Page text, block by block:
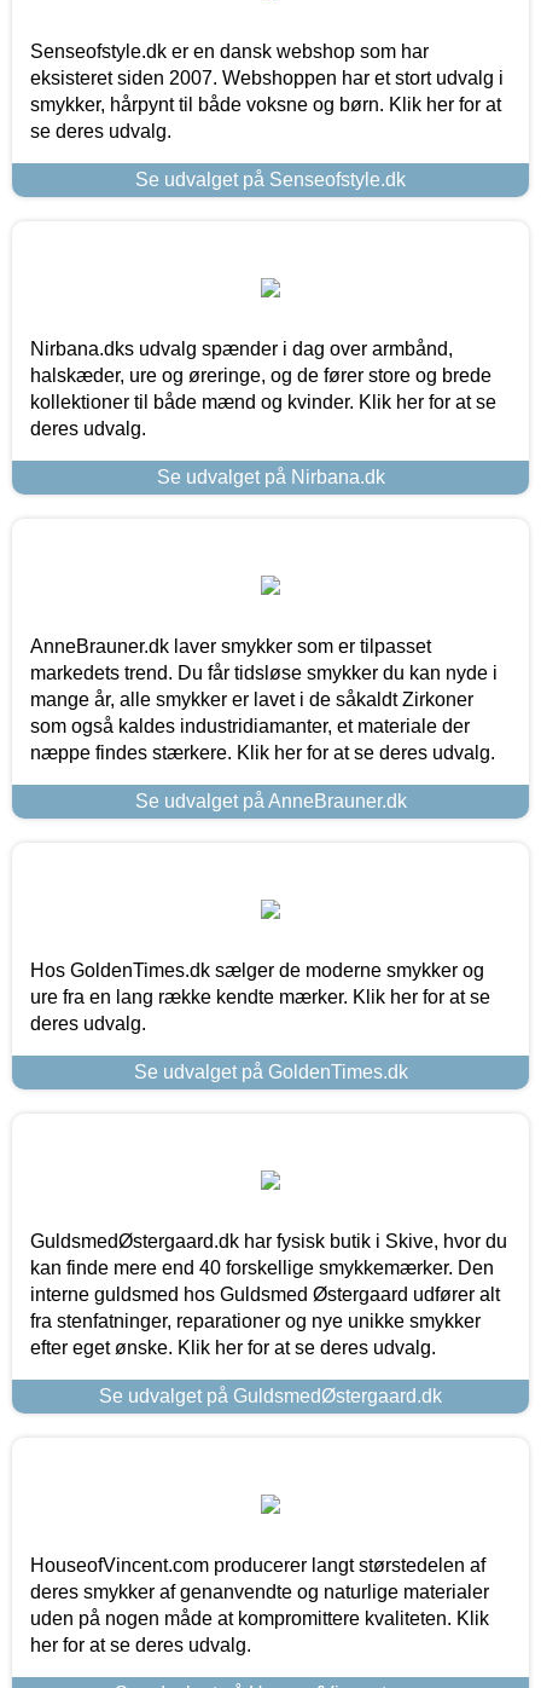
Senseofstyle.dk er en dansk webshop som har
eksisteret siden 2007. Webshoppen har et stort udvalg i
smykker, hårpynt til både voksne og børn. Klik her for at
se deres udvalg.
Se udvalget på Senseofstyle.dk
Nirbana.dks udvalg spænder i dag over armbånd,
halskæder, ure og øreringe, og de fører store og brede
kollektioner til både mænd og kvinder. Klik her for at se
deres udvalg.
Se udvalget på Nirbana.dk
AnneBrauner.dk laver smykker som er tilpasset
markedets trend. Du får tidsløse smykker du kan nyde i
mange år, alle smykker er lavet i de såkaldt Zirkoner
som også kaldes industridiamanter, et materiale der
næppe findes stærkere. Klik her for at se deres udvalg.
Se udvalget på AnneBrauner.dk
Hos GoldenTimes.dk sælger de moderne smykker og
ure fra en lang række kendte mærker. Klik her for at se
deres udvalg.
Se udvalget på GoldenTimes.dk
GuldsmedØstergaard.dk har fysisk butik i Skive, hvor du
kan finde mere end 40 forskellige smykkemærker. Den
interne guldsmed hos Guldsmed Østergaard udfører alt
fra stenfatninger, reparationer og nye unikke smykker
efter eget ønske. Klik her for at se deres udvalg.
Se udvalget på GuldsmedØstergaard.dk
HouseofVincent.com producerer langt størstedelen af
deres smykker af genanvendte og naturlige materialer
uden på nogen måde at kompromittere kvaliteten. Klik
her for at se deres udvalg.